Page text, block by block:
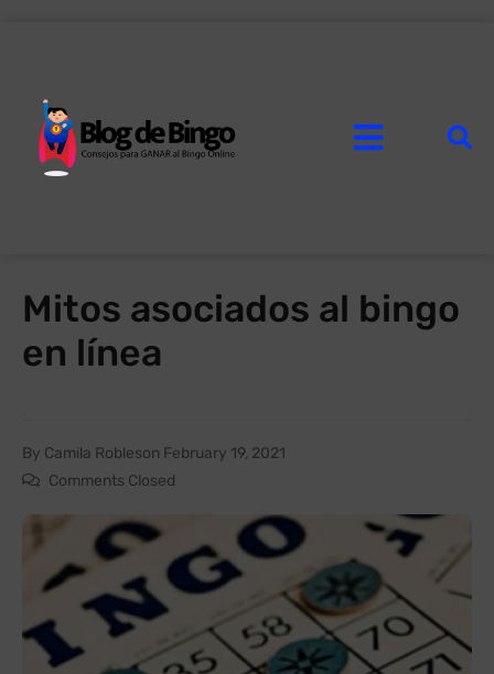
Mitos asociados al bingo
en línea
By Camila Robleson February 19, 2021
Comments Closed